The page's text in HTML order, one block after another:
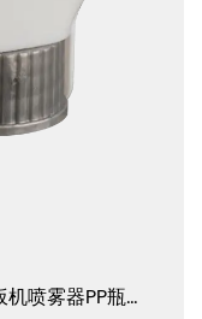
制造商28/400 28/410塑料喷水扳机喷雾器PP瓶盖 YJ103-B-E1